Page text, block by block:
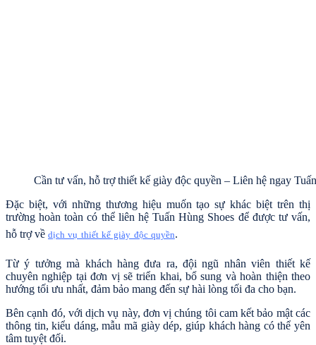
Cần tư vấn, hỗ trợ thiết kế giày độc quyền – Liên hệ ngay
Đặc biệt, với những thương hiệu muốn tạo sự khác biệt trên thị
trường hoàn toàn có thể liên hệ Tuấn Hùng Shoes để được tư vấn,
hỗ trợ về dịch vụ thiết kế giày độc quyền.
Từ ý tưởng mà khách hàng đưa ra, đội ngũ nhân viên thiết kế
chuyên nghiệp tại đơn vị sẽ triển khai, bổ sung và hoàn thiện theo
hướng tối ưu nhất, đảm bảo mang đến sự hài lòng tối đa cho bạn.
Bên cạnh đó, với dịch vụ này, đơn vị chúng tôi cam kết bảo mật các
thông tin, kiểu dáng, mẫu mã giày dép, giúp khách hàng có thể yên
tâm tuyệt đối.